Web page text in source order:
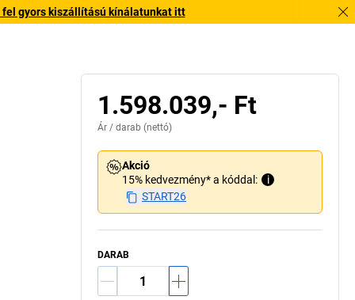
fel gyors kiszállítású kínálatunkat itt
1.598.039,- Ft
Ár / darab (nettó)
Akció
15% kedvezmény* a kóddal:
i
START26
DARAB